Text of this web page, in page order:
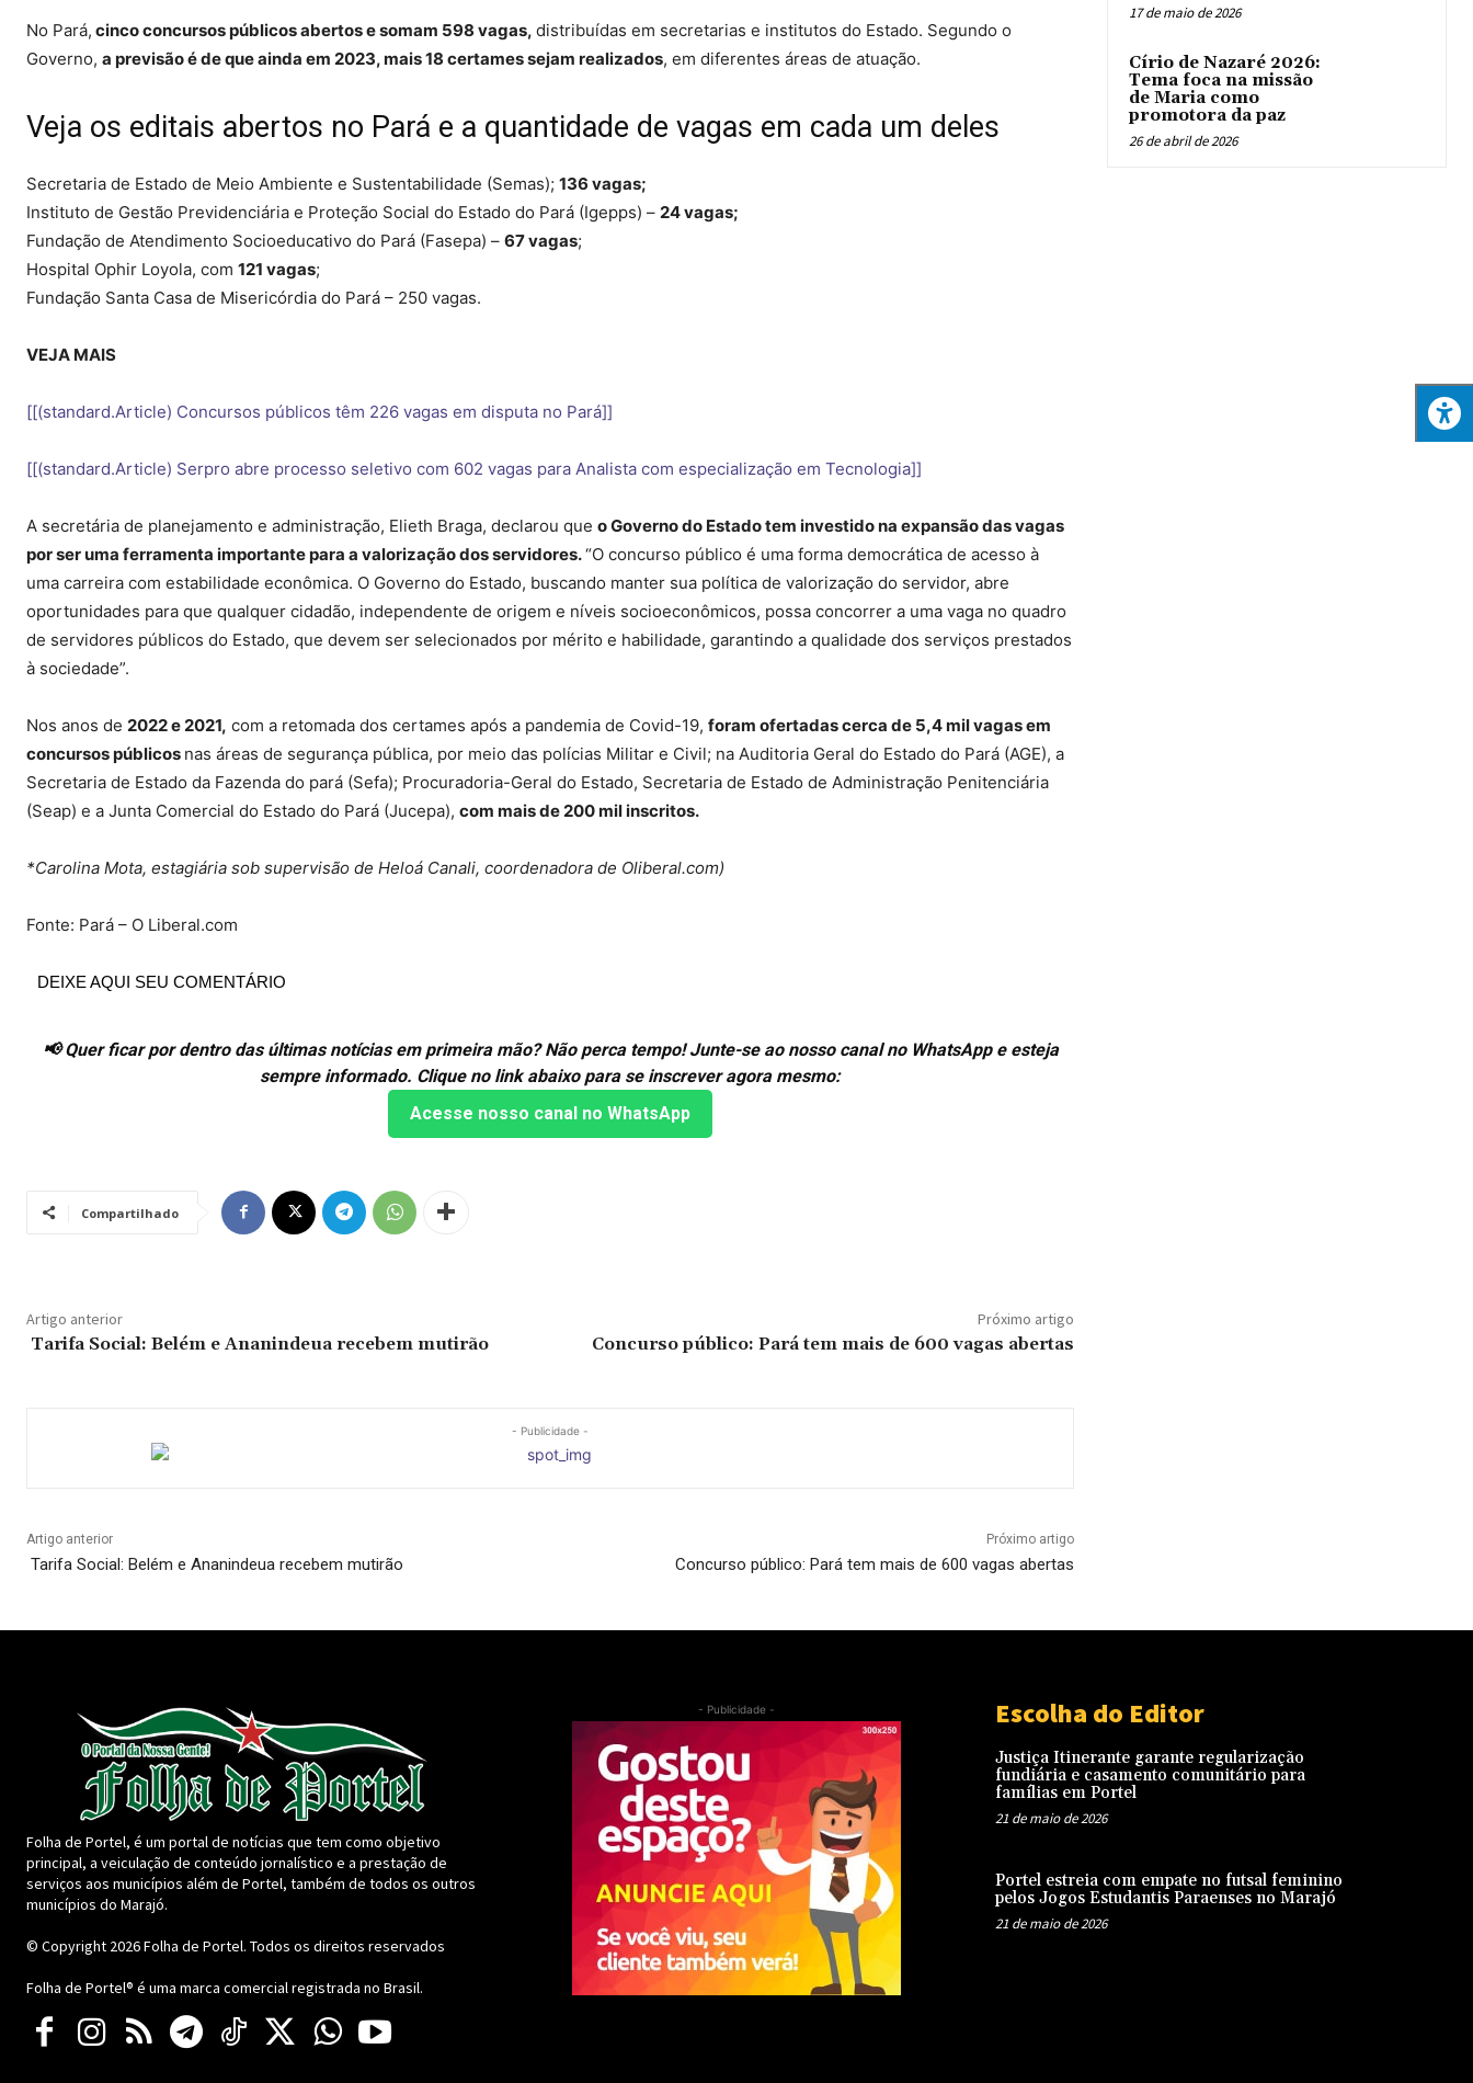
No Pará, cinco concursos públicos abertos e somam 598 vagas, distribuídas em secretarias e institutos do Estado. Segundo o
Governo, a previsão é de que ainda em 2023, mais 18 certames sejam realizados, em diferentes áreas de atuação.
Veja os editais abertos no Pará e a quantidade de vagas em cada um deles
Secretaria de Estado de Meio Ambiente e Sustentabilidade (Semas); 136 vagas;
Instituto de Gestão Previdenciária e Proteção Social do Estado do Pará (Igepps) – 24 vagas;
Fundação de Atendimento Socioeducativo do Pará (Fasepa) – 67 vagas;
Hospital Ophir Loyola, com 121 vagas;
Fundação Santa Casa de Misericórdia do Pará – 250 vagas.
VEJA MAIS
[[(standard.Article) Concursos públicos têm 226 vagas em disputa no Pará]]
[[(standard.Article) Serpro abre processo seletivo com 602 vagas para Analista com especialização em Tecnologia]]
A secretária de planejamento e administração, Elieth Braga, declarou que o Governo do Estado tem investido na expansão das vagas
por ser uma ferramenta importante para a valorização dos servidores.“O concurso público é uma forma democrática de acesso à
uma carreira com estabilidade econômica. O Governo do Estado, buscando manter sua política de valorização do servidor, abre
oportunidades para que qualquer cidadão, independente de origem e níveis socioeconômicos, possa concorrer a uma vaga no quadro
de servidores públicos do Estado, que devem ser selecionados por mérito e habilidade, garantindo a qualidade dos serviços prestados
à sociedade”.
Nos anos de 2022 e 2021, com a retomada dos certames após a pandemia de Covid-19, foram ofertadas cerca de 5,4 mil vagas em
concursos públicos nas áreas de segurança pública, por meio das polícias Militar e Civil; na Auditoria Geral do Estado do Pará (AGE), a
Secretaria de Estado da Fazenda do pará (Sefa); Procuradoria-Geral do Estado, Secretaria de Estado de Administração Penitenciária
(Seap) e a Junta Comercial do Estado do Pará (Jucepa), com mais de 200 mil inscritos.
*Carolina Mota, estagiária sob supervisão de Heloá Canali, coordenadora de Oliberal.com)
Fonte: Pará – O Liberal.com
DEIXE AQUI SEU COMENTÁRIO
📢 Quer ficar por dentro das últimas notícias em primeira mão? Não perca tempo! Junte-se ao nosso canal no WhatsApp e esteja
sempre informado. Clique no link abaixo para se inscrever agora mesmo:
Acesse nosso canal no WhatsApp
Compartilhado
Artigo anterior
Tarifa Social: Belém e Ananindeua recebem mutirão
Próximo artigo
Concurso público: Pará tem mais de 600 vagas abertas
- Publicidade -
Artigo anterior
Tarifa Social: Belém e Ananindeua recebem mutirão
Próximo artigo
Concurso público: Pará tem mais de 600 vagas abertas
17 de maio de 2026
Círio de Nazaré 2026:
Tema foca na missão
de Maria como
promotora da paz
26 de abril de 2026
Folha de Portel, é um portal de notícias que tem como objetivo
principal, a veiculação de conteúdo jornalístico e a prestação de
serviços aos municípios além de Portel, também de todos os outros
municípios do Marajó.
© Copyright 2026Folha de Portel. Todos os direitos reservados
Folha de Portel® é uma marca comercial registrada no Brasil.
- Publicidade - Escolha do Editor
Justiça Itinerante garante regularização
fundiária e casamento comunitário para
famílias em Portel
21 de maio de 2026
Portel estreia com empate no futsal feminino
pelos Jogos Estudantis Paraenses no Marajó
21 de maio de 2026